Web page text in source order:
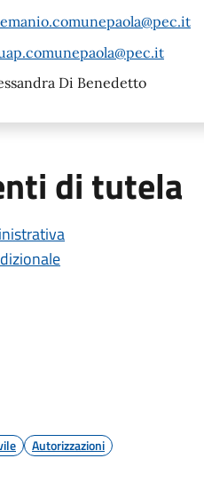
Di Benedetto
di tutela
Autorizzazioni